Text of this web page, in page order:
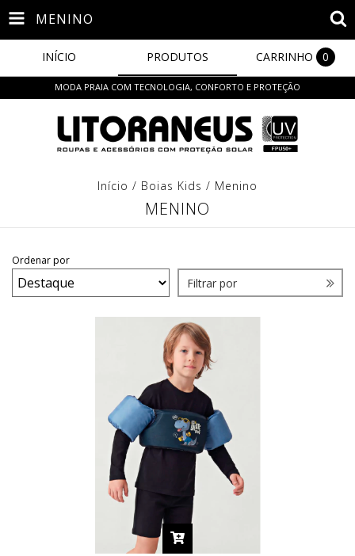
MENINO
INÍCIO PRODUTOS CARRINHO 0
MODA PRAIA COM TECNOLOGIA, CONFORTO E PROTEÇÃO
Início / Boias Kids / Menino
MENINO
Ordenar por
Filtrar por